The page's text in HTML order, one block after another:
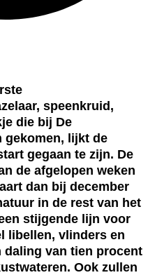
speenkruid,
die bij De
gekomen, lijkt de
gegaan te zijn. De
de afgelopen weken
dan bij december
in de rest van het
stijgende lijn voor
libellen, vlinders en
daling van tien procent
Ook zullen